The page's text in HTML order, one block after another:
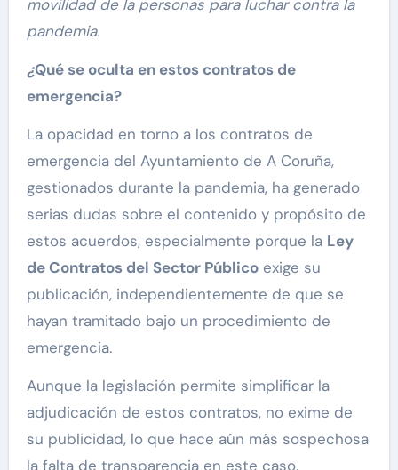
movilidad de la personas para luchar contra la
pandemia.
¿Qué se oculta en estos contratos de
emergencia?
La opacidad en torno a los contratos de
emergencia del Ayuntamiento de A Coruña,
gestionados durante la pandemia, ha generado
serias dudas sobre el contenido y propósito de
estos acuerdos, especialmente porque la Ley
de Contratos del Sector Públicoexige su
publicación, independientemente de que se
hayan tramitado bajo un procedimiento de
emergencia.
Aunque la legislación permite simplificar la
adjudicación de estos contratos, no exime de
su publicidad, lo que hace aún más sospechosa
la falta de transparencia en este caso.